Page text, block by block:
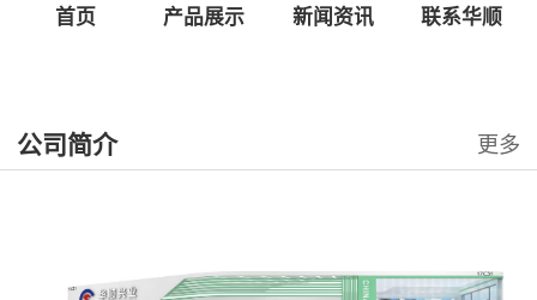
首页 产品展示 新闻资讯 联系华顺
公司简介 更多